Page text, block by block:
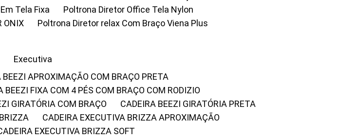
Tela Fixa
Poltrona Diretor Office Tela Nylon
ONIX
Poltrona Diretor relax Com Braço Viena Plus
Executiva
BEEZI APROXIMAÇÃO COM BRAÇO PRETA
BEEZI FIXA COM 4 PÉS COM BRAÇO COM RODIZIO
GIRATÓRIA COM BRAÇO
CADEIRA BEEZI GIRATÓRIA PRETA
CADEIRA EXECUTIVA BRIZZA APROXIMAÇÃO
CADEIRA EXECUTIVA BRIZZA SOFT